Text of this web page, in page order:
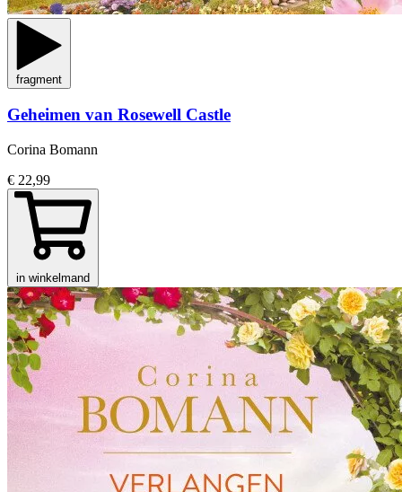
fragment
Geheimen van Rosewell Castle
Corina Bomann
€ 22,99
in winkelmand